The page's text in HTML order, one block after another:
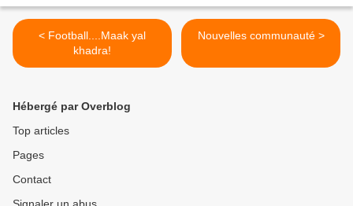
< Football....Maak yal
khadra!
Nouvelles communauté >
Hébergé par Overblog
Top articles
Pages
Contact